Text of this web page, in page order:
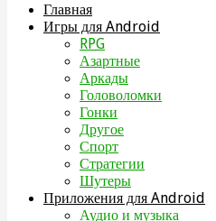
Главная
Игры для Android
RPG
Азартные
Аркады
Головоломки
Гонки
Другое
Спорт
Стратегии
Шутеры
Приложения для Android
Аудио и музыка